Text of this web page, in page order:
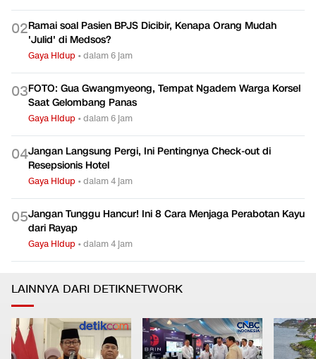
02Ramai soal Pasien BPJS Dicibir, Kenapa Orang Mudah
'Julid' di Medsos?
Gaya Hidup •dalam 6 jam
03FOTO: Gua Gwangmyeong, Tempat Ngadem Warga Korsel
Saat Gelombang Panas
Gaya Hidup •dalam 6 jam
04Jangan Langsung Pergi, Ini Pentingnya Check-out di
Resepsionis Hotel
Gaya Hidup •dalam 4 jam
05Jangan Tunggu Hancur! Ini 8 Cara Menjaga Perabotan Kayu
dari Rayap
Gaya Hidup •dalam 4 jam
LAINNYA DARI DETIKNETWORK